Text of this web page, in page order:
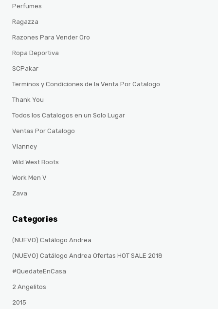
Perfumes
Ragazza
Razones Para Vender Oro
Ropa Deportiva
SCPakar
Terminos y Condiciones de la Venta Por Catalogo
Thank You
Todos los Catalogos en un Solo Lugar
Ventas Por Catalogo
Vianney
Wild West Boots
Work Men V
Zava
Categories
(NUEVO) Catálogo Andrea
(NUEVO) Catálogo Andrea Ofertas HOT SALE 2018
#QuedateEnCasa
2 Angelitos
2015